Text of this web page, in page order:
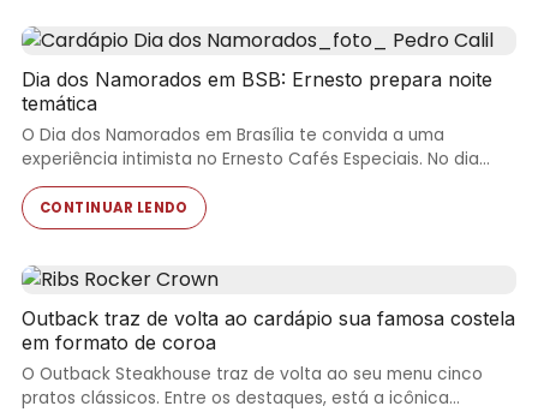
Dia dos Namorados em BSB: Ernesto prepara noite
temática
O Dia dos Namorados em Brasília te convida a uma
experiência intimista no Ernesto Cafés Especiais. No dia…
CONTINUAR LENDO
Outback traz de volta ao cardápio sua famosa costela
em formato de coroa
O Outback Steakhouse traz de volta ao seu menu cinco
pratos clássicos. Entre os destaques, está a icônica…